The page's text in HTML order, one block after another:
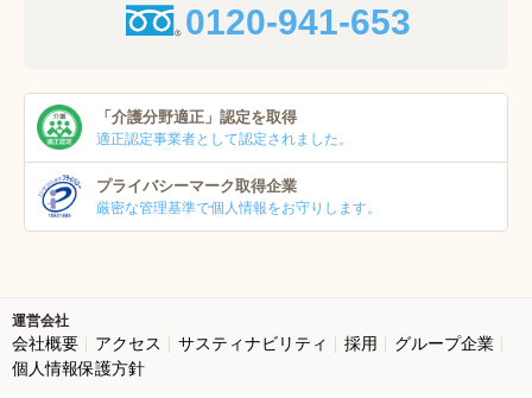
0120-941-653
「介護分野適正」 認定を取得
適正認定事業者として認定されました。
プライバシーマーク取得企業
厳密な管理基準で個人情報をお守りします。
運営会社
会社概要 アクセス サスティナビリティ 採用
グループ企業
個人情報保護方針